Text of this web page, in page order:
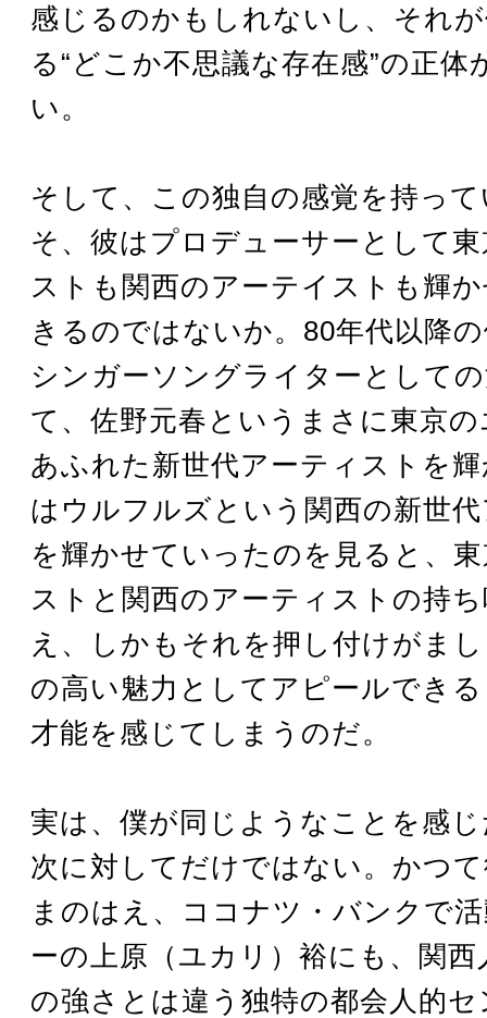
感じるのかもしれないし、それ
る“どこか不思議な存在感”の正体
い。
そして、この独自の感覚を持っ
そ、彼はプロデューサーとして
ストも関西のアーテイストも輝
きるのではないか。80年代以降
シンガーソングライターとして
て、佐野元春というまさに東京
あふれた新世代アーティストを
はウルフルズという関西の新世
を輝かせていったのを見ると、
ストと関西のアーティストの持
え、しかもそれを押し付けがま
の高い魅力としてアピールでき
才能を感じてしまうのだ。
実は、僕が同じようなことを感
次に対してだけではない。かつ
まのはえ、ココナツ・バンクで
ーの上原（ユカリ）裕にも、関
の強さとは違う独特の都会人的